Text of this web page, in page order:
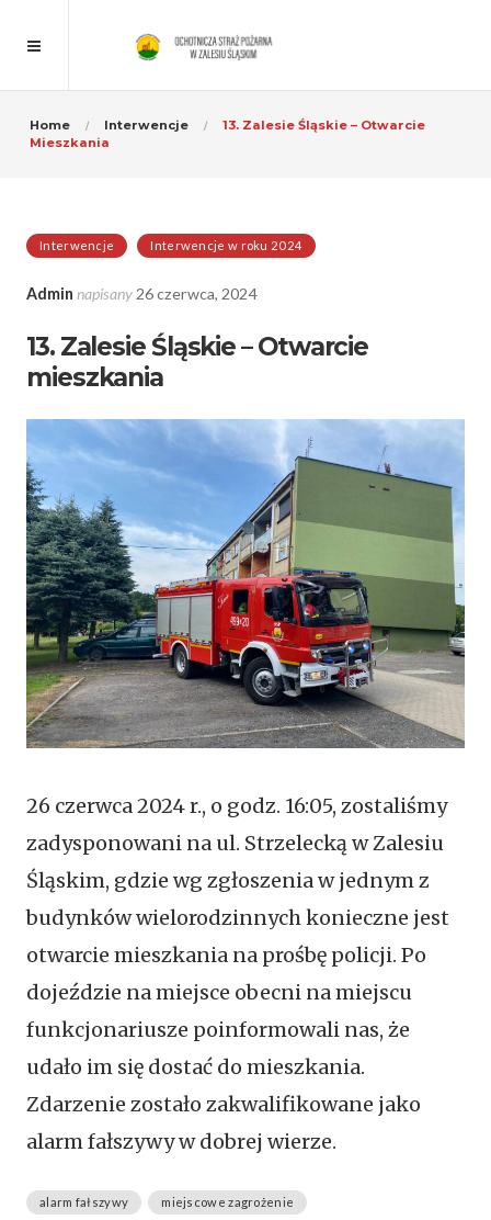
Home Interwencje
13. Zalesie Śląskie – Otwarcie
Mieszkania
Interwencje Interwencje w roku 2024
Admin napisany26 czerwca, 2024
13. Zalesie Śląskie – Otwarcie
mieszkania
26 czerwca 2024 r., o godz. 16:05, zostaliśmy
zadysponowani na ul. Strzelecką w Zalesiu
Śląskim, gdzie wg zgłoszenia w jednym z
budynków wielorodzinnych konieczne jest
otwarcie mieszkania na prośbę policji. Po
dojeździe na miejsce obecni na miejscu
funkcjonariusze poinformowali nas, że
udało im się dostać do mieszkania.
Zdarzenie zostało zakwalifikowane jako
alarm fałszywy w dobrej wierze.
alarm fałszywy miejscowe zagrożenie